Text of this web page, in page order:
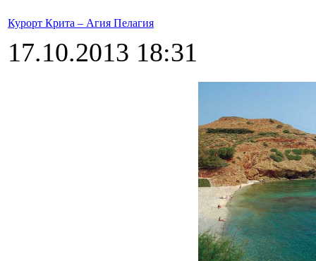
Курорт Крита – Агия Пелагия
17.10.2013 18:31